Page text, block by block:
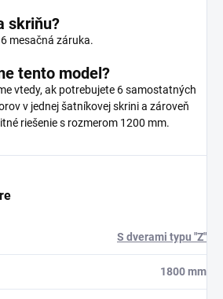
skriňu?
mesačná záruka.
tento model?
vtedy, ak potrebujete 6 samostatných
v jednej šatníkovej skrini a zároveň
riešenie s rozmerom 1200 mm.
S dverami typu "Z"
1800 mm